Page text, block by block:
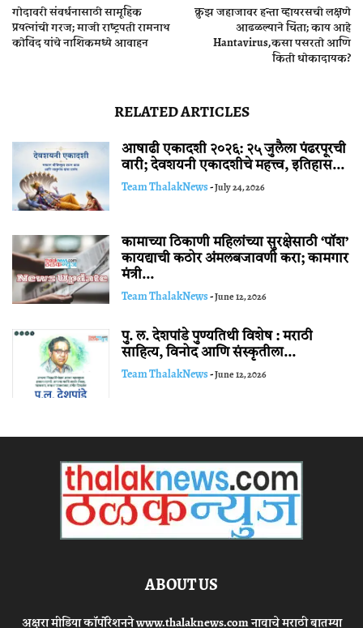
गोदावरी संवर्धनासाठी सामूहिक
प्रयत्नांची गरज; माजी राष्ट्रपती रामनाथ
कोविंद यांचे नाशिकमध्ये आवाहन
क्रुझ जहाजावर हन्ता व्हायरसची लक्षणे
आढळल्याने चिंता; काय आहे
Hantavirus, कसा पसरतो आणि
किती धोकादायक?
RELATED ARTICLES
आषाढी एकादशी २०२६: २५ जुलैला पंढरपूरची
वारी; देवशयनी एकादशीचे महत्त्व, इतिहास...
Team ThalakNews-July 24, 2026
कामाच्या ठिकाणी महिलांच्या सुरक्षेसाठी ‘पॉश’
कायद्याची कठोर अंमलबजावणी करा; कामगार
मंत्री...
Team ThalakNews-June 12, 2026
पु. ल. देशपांडे पुण्यतिथी विशेष : मराठी
साहित्य, विनोद आणि संस्कृतीला...
Team ThalakNews-June 12, 2026
ABOUT US
अक्षरा मीडिया कॉर्पोरेशनने www.thalaknews.com नावाचे मराठी बातम्या